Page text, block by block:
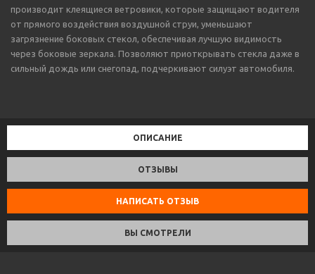
производит клеящиеся ветровики, которые защищают водителя
от прямого воздействия воздушной струи, уменьшают
загрязнение боковых стекол, обеспечивая лучшую видимость
через боковые зеркала. Позволяют приоткрывать стекла даже в
сильный дождь или снегопад, подчеркивают силуэт автомобиля.
ОПИСАНИЕ
ОТЗЫВЫ
НАПИСАТЬ ОТЗЫВ
ВЫ СМОТРЕЛИ